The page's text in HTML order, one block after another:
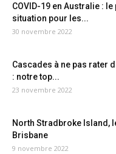
COVID-19 en Australie :
situation pour les...
30 novembre 2022
Cascades à ne pas rater
: notre top...
23 novembre 2022
North Stradbroke Island,
Brisbane
9 novembre 2022